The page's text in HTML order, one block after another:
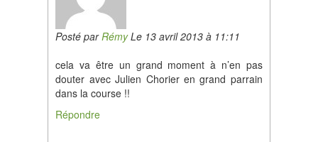
Posté parRémyLe 13 avril 2013 à 11:11
cela va être un grand moment à n’en pas
douter avec Julien Chorier en grand parrain
dans la course !!
Répondre